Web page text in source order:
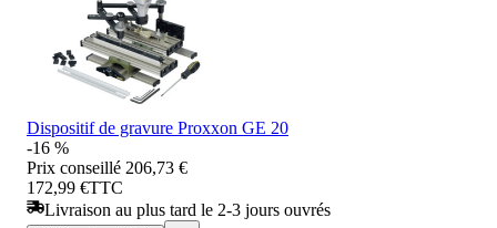
Dispositif de gravure Proxxon GE 20
-16 %
Prix conseillé 206,73 €
172,99 €TTC
Livraison au plus tard le 2-3 jours ouvrés